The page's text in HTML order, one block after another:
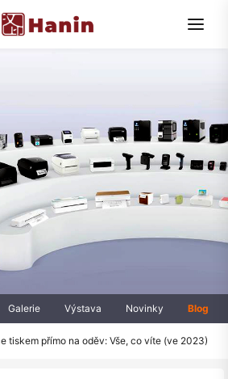
Galerie Výstava Novinky Blog
tiskem přímo na oděv: Vše, co víte (ve 2023)